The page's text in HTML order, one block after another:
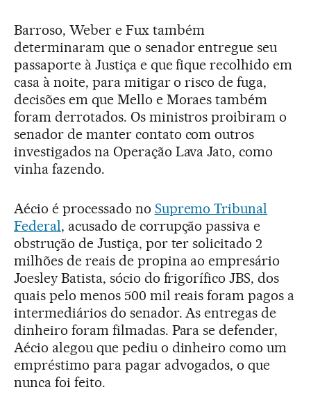
Barroso, Weber e Fux também
determinaram que o senador entregue seu
passaporte à Justiça e que fique recolhido em
casa à noite, para mitigar o risco de fuga,
decisões em que Mello e Moraes também
foram derrotados. Os ministros proibiram o
senador de manter contato com outros
investigados na Operação Lava Jato, como
vinha fazendo.
Aécio é processado no Supremo Tribunal
Federal, acusado de corrupção passiva e
obstrução de Justiça, por ter solicitado 2
milhões de reais de propina ao empresário
Joesley Batista, sócio do frigorífico JBS, dos
quais pelo menos 500 mil reais foram pagos a
intermediários do senador. As entregas de
dinheiro foram filmadas. Para se defender,
Aécio alegou que pediu o dinheiro como um
empréstimo para pagar advogados, o que
nunca foi feito.